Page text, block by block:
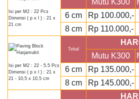
Isi per M2 : 22 Pcs
Dimensi ( p x l ) : 21 x
21 cm
Mutu K300
6 cm
Rp 100.000,-
8 cm
Rp 110.000,-
Isi per M2 : 22 - 5.5 Pcs
Dimensi ( p x l ) : 21 x
21 - 10,5 x 10,5 cm
Tebal
Mutu K300
6 cm
Rp 135.000,-
8 cm
Rp 145.000,-